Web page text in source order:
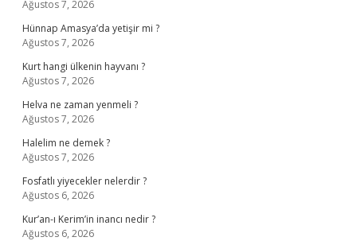
Ağustos 7, 2026
Hünnap Amasya’da yetişir mi ?
Ağustos 7, 2026
Kurt hangi ülkenin hayvanı ?
Ağustos 7, 2026
Helva ne zaman yenmeli ?
Ağustos 7, 2026
Halelim ne demek ?
Ağustos 7, 2026
Fosfatlı yiyecekler nelerdir ?
Ağustos 6, 2026
Kur’an-ı Kerim’in inancı nedir ?
Ağustos 6, 2026